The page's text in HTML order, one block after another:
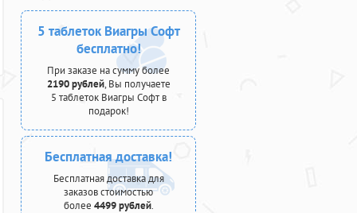
5 таблеток Виагры Софт
бесплатно!
При заказе на сумму более
2190 рублей, Вы получаете
5 таблеток Виагры Софт в
подарок!
Бесплатная доставка!
Бесплатная доставка для
заказов стоимостью
более 4499 рублей.